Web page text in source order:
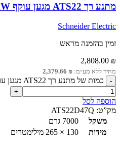
מתנע רך ATS22 מגען עוקף 22kW
Schneider Electric
זמין בהזמנה מראש
2,808.00 ₪
מחיר ללא מע״מ: 2,379.66 ₪
כמות של מתנע רך ATS22 מגען עוקף 22kW
הוספה לסל
מק”ט: ATS22D47Q
משקל
7000 גרם
מידות
130 × 265 מילימטרים